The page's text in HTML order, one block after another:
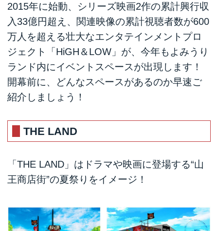
2015年に始動、シリーズ映画2作の累計興行収
入33億円超え、関連映像の累計視聴者数が600
万人を超える壮大なエンタテインメントプロ
ジェクト「HiGH＆LOW」が、今年もよみうり
ランド内にイベントスペースが出現します！
開幕前に、どんなスペースがあるのか早速ご
紹介しましょう！
THE LAND
「THE LAND」はドラマや映画に登場する“山
王商店街”の夏祭りをイメージ！